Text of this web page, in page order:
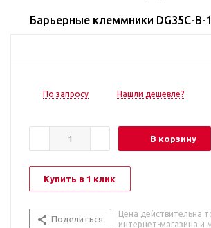
Барьерные клеммники DG35C-B-
По запросу Нашли дешевле?
В корзину
Купить в 1 клик
Поделиться
Цена действительна
интернет-магазина и